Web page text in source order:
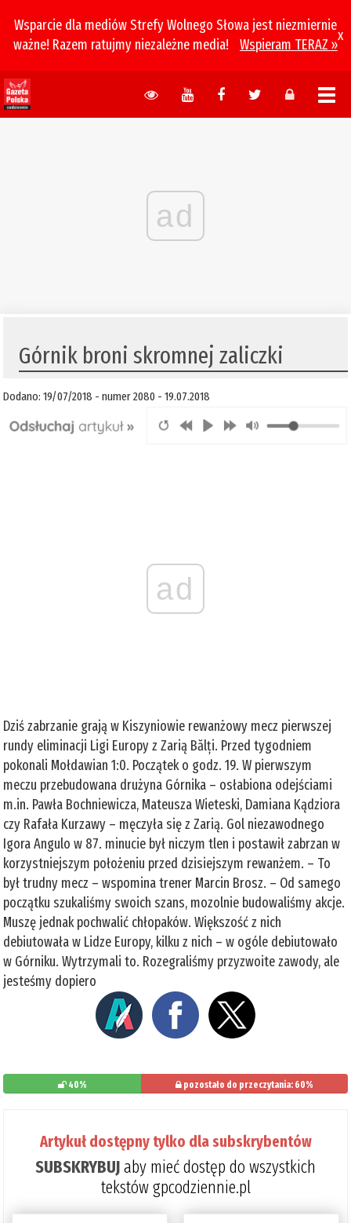
Wsparcie dla mediów Strefy Wolnego Słowa jest niezmiernie
ważne! Razem ratujmy niezależne media!
Wspieram TERAZ »
x
ad
Górnik broni skromnej zaliczki
Dodano: 19/07/2018 - numer 2080 - 19.07.2018
ad
Dziś zabrzanie grają w Kiszyniowie rewanżowy mecz pierwszej
rundy eliminacji Ligi Europy z Zarią Bălți. Przed tygodniem
pokonali Mołdawian 1:0. Początek o godz. 19. W pierwszym
meczu przebudowana drużyna Górnika – osłabiona odejściami
m.in. Pawła Bochniewicza, Mateusza Wieteski, Damiana Kądziora
czy Rafała Kurzawy – męczyła się z Zarią. Gol niezawodnego
Igora Angulo w 87. minucie był niczym tlen i postawił zabrzan w
korzystniejszym położeniu przed dzisiejszym rewanżem. – To
był trudny mecz – wspomina trener Marcin Brosz. – Od samego
początku szukaliśmy swoich szans, mozolnie budowaliśmy akcje.
Muszę jednak pochwalić chłopaków. Większość z nich
debiutowała w Lidze Europy, kilku z nich – w ogóle debiutowało
w Górniku. Wytrzymali to. Rozegraliśmy przyzwoite zawody, ale
jesteśmy dopiero
40% pozostało do przeczytania: 60%
Artykuł dostępny tylko dla subskrybentów
SUBSKRYBUJaby mieć dostęp do wszystkich
tekstów gpcodziennie.pl